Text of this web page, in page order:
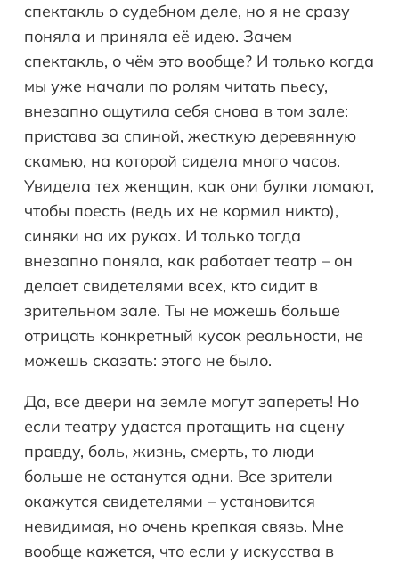
спектакль о судебном деле, но я не сразу
поняла и приняла её идею. Зачем
спектакль, о чём это вообще? И только когда
мы уже начали по ролям читать пьесу,
внезапно ощутила себя снова в том зале:
пристава за спиной, жесткую деревянную
скамью, на которой сидела много часов.
Увидела тех женщин, как они булки ломают,
чтобы поесть (ведь их не кормил никто),
синяки на их руках. И только тогда
внезапно поняла, как работает театр – он
делает свидетелями всех, кто сидит в
зрительном зале. Ты не можешь больше
отрицать конкретный кусок реальности, не
можешь сказать: этого не было.
Да, все двери на земле могут запереть! Но
если театру удастся протащить на сцену
правду, боль, жизнь, смерть, то люди
больше не останутся одни. Все зрители
окажутся свидетелями – установится
невидимая, но очень крепкая связь. Мне
вообще кажется, что если у искусства в